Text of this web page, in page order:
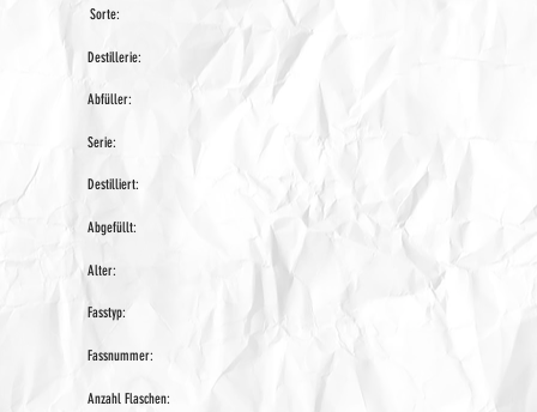
Sorte:
Destillerie:
Abfüller:
Serie:
Destilliert:
Abgefüllt:
Alter:
Fasstyp:
Fassnummer:
Anzahl Flaschen: